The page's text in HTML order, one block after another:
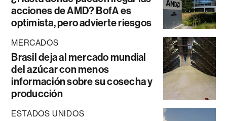
acciones de AMD? BofA es
optimista, pero advierte riesgos
MERCADOS
Brasil deja al mercado mundial
del azúcar con menos
información sobre su cosecha y
producción
ESTADOS UNIDOS